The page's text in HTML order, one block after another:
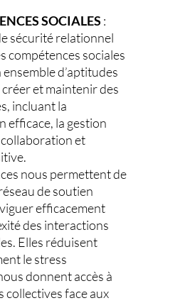
SOCIALES :
sécurité relationnel
compétences sociales
d’aptitudes
et maintenir des
incluant la
efficace, la gestion
et
nous permettent de
de soutien
efficacement
des interactions
Elles réduisent
le stress
donnent accès à
collectives face aux